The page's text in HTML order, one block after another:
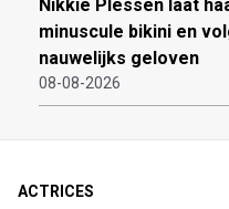
Nikkie Plessen laat
minuscule bikini en
nauwelijks geloven
08-08-2026
ACTRICES